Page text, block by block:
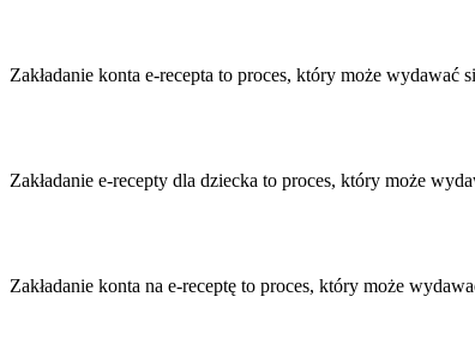
Zakładanie konta e-recepta to proces, który może
Zakładanie e-recepty dla dziecka to proces, który może
Zakładanie konta na e-receptę to proces, który może